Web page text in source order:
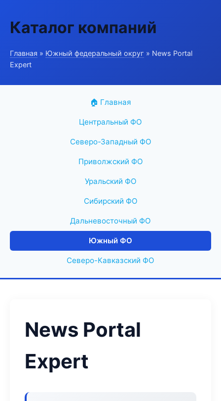
Каталог компаний
Главная » Южный федеральный округ » News Portal
Expert
🏠 Главная
Центральный ФО
Северо-Западный ФО
Приволжский ФО
Уральский ФО
Сибирский ФО
Дальневосточный ФО
Южный ФО
Северо-Кавказский ФО
News Portal
Expert